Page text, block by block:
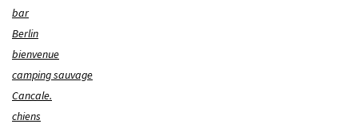
bar
Berlin
bienvenue
camping sauvage
Cancale.
chiens